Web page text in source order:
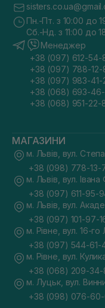
Пн.-Пт. з 10:00 до
Сб.-Нд. з 11:00 до
Менеджер
+38 (097) 612-54-
+38 (097) 788-12-
+38 (097) 983-41-
+38 (068) 693-
+38 (068) 951-22-
МАГАЗИНИ
м. Львів, вул.
+38 (098) 778-13-
м. Львів, вул.
+38 (097) 611-95-
м. Львів, вул.
+38 (097) 101-97-
м. Рівне, вул. 16-го
+38 (097) 544-61-
м. Рівне, вул.
+38 (068) 209-34-
м. Луцьк, вул.
+38 (098) 076-60-